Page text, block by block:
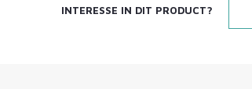
INTERESSE IN DIT PRODUCT?